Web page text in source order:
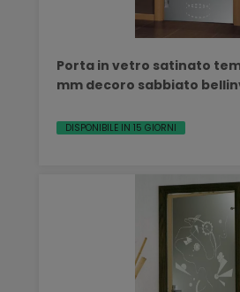
Porta in vetro satinato
mm decoro sabbiato
DISPONIBILE IN 15 GIORNI